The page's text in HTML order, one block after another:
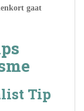
gaat
Tip